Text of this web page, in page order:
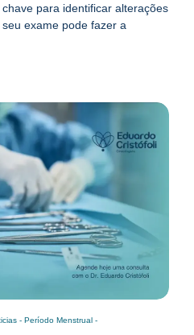
para identificar alterações
exame pode fazer a
- Período Menstrual -